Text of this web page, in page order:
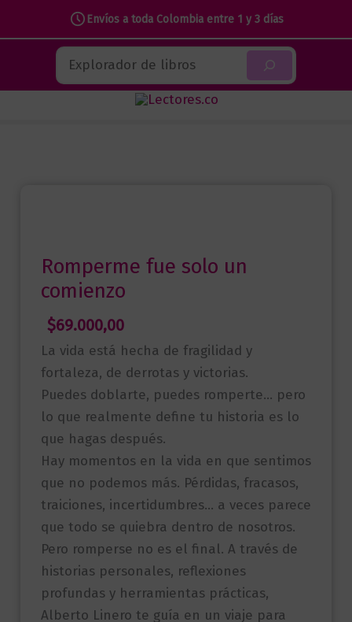
Envíos a toda Colombia entre 1 y 3 días
contenido
Buscar
Romperme fue solo un
comienzo
$69.000,00
La vida está hecha de fragilidad y
fortaleza, de derrotas y victorias.
Puedes doblarte, puedes romperte… pero
lo que realmente define tu historia es lo
que hagas después.
Hay momentos en la vida en que sentimos
que no podemos más. Pérdidas, fracasos,
traiciones, incertidumbres… a veces parece
que todo se quiebra dentro de nosotros.
Pero romperse no es el final. A través de
historias personales, reflexiones
profundas y herramientas prácticas,
Alberto Linero te guía en un viaje para